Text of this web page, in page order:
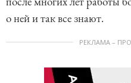
о ней и так все знают.
РЕКЛАМА –